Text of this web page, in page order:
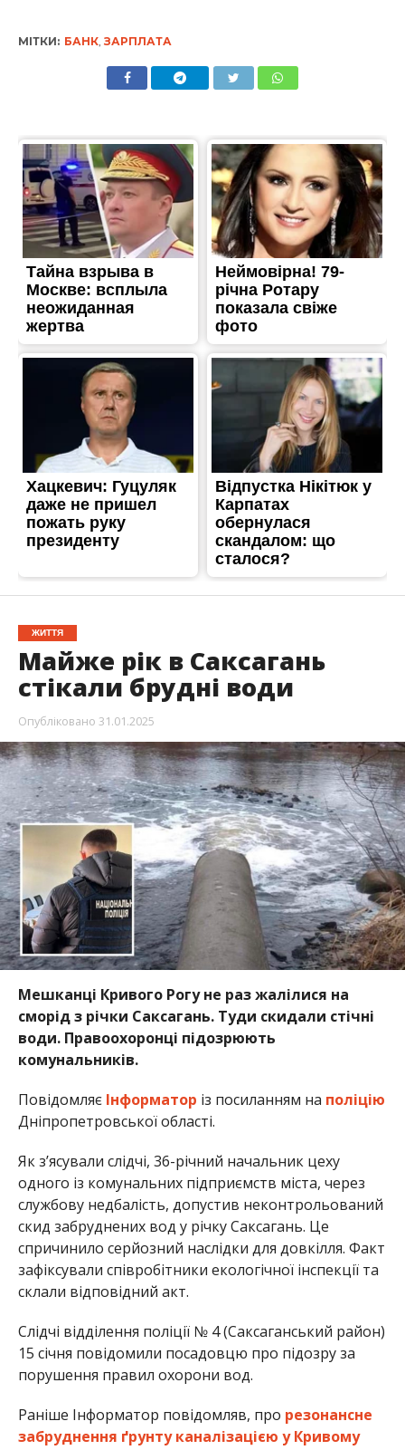
МІТКИ: БАНК, ЗАРПЛАТА
ЖИТТЯ
Майже рік в Саксагань
стікали брудні води
Опубліковано 31.01.2025
Мешканці Кривого Рогу не раз жалілися на
сморід з річки Саксагань. Туди скидали стічні
води. Правоохоронці підозрюють
комунальників.
Повідомляє Інформатор із посиланням на поліцію
Дніпропетровської області.
Як зʼясували слідчі, 36-річний начальник цеху
одного із комунальних підприємств міста, через
службову недбалість, допустив неконтрольований
скид забруднених вод у річку Саксагань. Це
спричинило серйозний наслідки для довкілля. Факт
зафіксували співробітники екологічної інспекції та
склали відповідний акт.
Слідчі відділення поліції № 4 (Саксаганський район)
15 січня повідомили посадовцю про підозру за
порушення правил охорони вод.
Раніше Інформатор повідомляв, про резонансне
забруднення ґрунту каналізацією у Кривому